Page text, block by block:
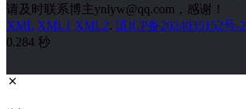
请及时联系博主ynlyw@qq.com，感谢！
XML XML1 XML2. 滇ICP备2024035152号-2
0.284 秒